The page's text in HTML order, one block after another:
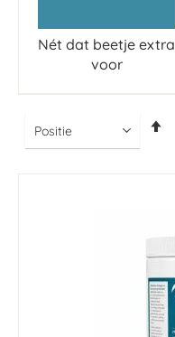
Nét dat beetje extra
voor